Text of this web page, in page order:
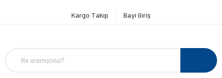
Kargo Takip Bayi Giriş